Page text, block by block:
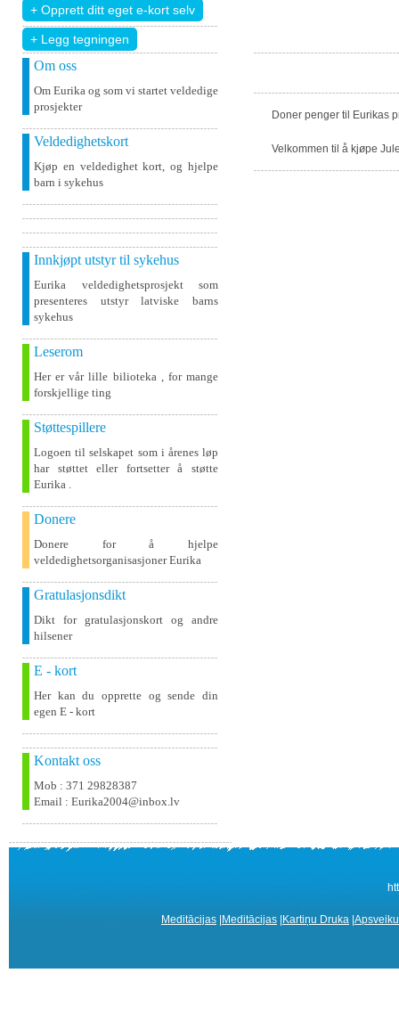
+ Legg tegningen
Om oss
Om Eurika og som vi startet veldedige
prosjekter
Veldedighetskort
Kjøp en veldedighet kort, og hjelpe
barn i sykehus
Innkjøpt utstyr til sykehus
Eurika veldedighetsprosjekt som
presenteres utstyr latviske barns
sykehus
Leserom
Her er vår lille bilioteka , for mange
forskjellige ting
Støttespillere
Logoen til selskapet som i årenes løp
har støttet eller fortsetter å støtte
Eurika .
Donere
Donere for å hjelpe
veldedighetsorganisasjoner Eurika
Gratulasjonsdikt
Dikt for gratulasjonskort og andre
hilsener
E - kort
Her kan du opprette og sende din
egen E - kort
Kontakt oss
Mob : 371 29828387
Email : Eurika2004@inbox.lv
Doner penger til Eurikas
Velkommen til å kjøpe
Meditācijas Meditācijas Kartiņu Druka